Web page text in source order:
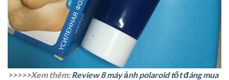
>>>>>Xem thêm:Review 8 máy ảnh polaroid tốt đáng mua